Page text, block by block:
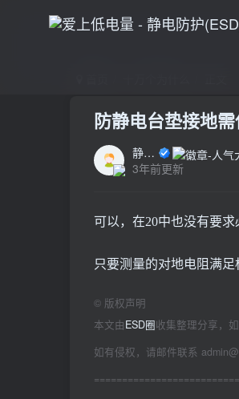
防静电台垫接地
静电防护
3年前更新
可以，在20中也没有要求
只要测量的对地电阻满足
© 版权声明
本文由ESD圈收集整理分享，
如有侵权，请邮件联系